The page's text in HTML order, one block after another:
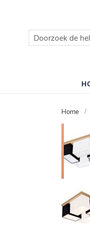
Zoek
Home
naar
het
einde
de
gallerij